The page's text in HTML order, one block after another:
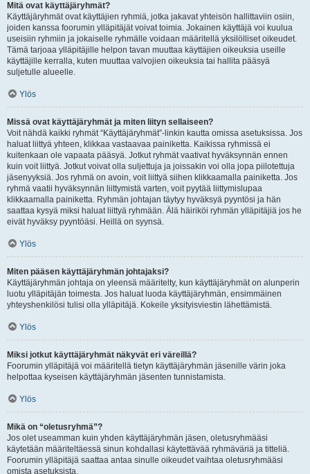
Mitä ovat käyttäjäryhmät?
Käyttäjäryhmät ovat käyttäjien ryhmiä, jotka jakavat yhteisön hallittaviin osiin,
joiden kanssa foorumin ylläpitäjät voivat toimia. Jokainen käyttäjä voi kuulua
useisiin ryhmiin ja jokaiselle ryhmälle voidaan määritellä yksilölliset oikeudet.
Tämä tarjoaa ylläpitäjille helpon tavan muuttaa käyttäjien oikeuksia useille
käyttäjille kerralla, kuten muuttaa valvojien oikeuksia tai hallita pääsyä
suljetulle alueelle.
Ylös
Missä ovat käyttäjäryhmät ja miten liityn sellaiseen?
Voit nähdä kaikki ryhmät “Käyttäjäryhmät”-linkin kautta omissa asetuksissa. Jos
haluat liittyä yhteen, klikkaa vastaavaa painiketta. Kaikissa ryhmissä ei
kuitenkaan ole vapaata pääsyä. Jotkut ryhmät vaativat hyväksynnän ennen
kuin voit liittyä. Jotkut voivat olla suljettuja ja joissakin voi olla jopa piilotettuja
jäsenyyksiä. Jos ryhmä on avoin, voit liittyä siihen klikkaamalla painiketta. Jos
ryhmä vaatii hyväksynnän liittymistä varten, voit pyytää liittymislupaa
klikkaamalla painiketta. Ryhmän johtajan täytyy hyväksyä pyyntösi ja hän
saattaa kysyä miksi haluat liittyä ryhmään. Älä häiriköi ryhmän ylläpitäjiä jos he
eivät hyväksy pyyntöäsi. Heillä on syynsä.
Ylös
Miten pääsen käyttäjäryhmän johtajaksi?
Käyttäjäryhmän johtaja on yleensä määritelty, kun käyttäjäryhmät on alunperin
luotu ylläpitäjän toimesta. Jos haluat luoda käyttäjäryhmän, ensimmäinen
yhteyshenkilösi tulisi olla ylläpitäjä. Kokeile yksityisviestin lähettämistä.
Ylös
Miksi jotkut käyttäjäryhmät näkyvät eri väreillä?
Foorumin ylläpitäjä voi määritellä tietyn käyttäjäryhmän jäsenille värin joka
helpottaa kyseisen käyttäjäryhmän jäsenten tunnistamista.
Ylös
Mikä on “oletusryhmä”?
Jos olet useamman kuin yhden käyttäjäryhmän jäsen, oletusryhmääsi
käytetään määriteltäessä sinun kohdallasi käytettävää ryhmäväriä ja titteliä.
Foorumin ylläpitäjä saattaa antaa sinulle oikeudet vaihtaa oletusryhmääsi
omista asetuksista.